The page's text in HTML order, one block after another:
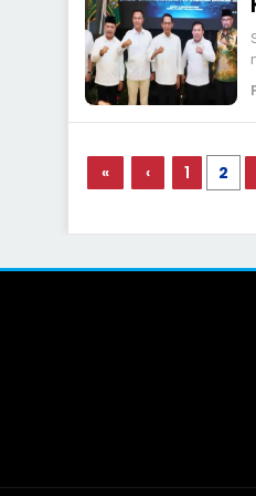
« ‹ 1 2